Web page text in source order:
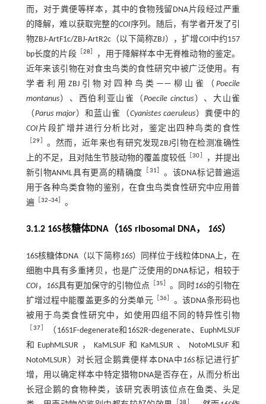
而，对于粪便等样本，其中的食物残留DNA片段经过严重
的降解，难以获取完整的COI序列。随后，有学者开发了引
物ZBJ‐ArtF1c/ZBJ‐ArtR2c（以下简称ZBJ），扩增COI中约157
bp长度的片段［ 28
，用于降解样本中无脊椎动物的鉴定。
近年来该引物在对食虫鸟类的食性研究中被广泛使用。有
学者利用ZBJ引物对四种鸟类——柳山雀（Poecile
montanus）、西伯利亚山雀（Poecile cinctus ）、大山雀
（Parus major）和蓝山雀（Cyanistes caeruleus）粪便中的
COI片段扩增并进行分析比对，鉴定出四种鸟类的食性
［29
。然而，近年来也有研究发现ZBJ引物在检测准确性
上的不足，且对陆生节肢动物的覆盖度较低 ［30
，并提出
新引物ANML具有更高的精确度
31
。该DNA标记普遍运
用于各种鸟类食物的鉴别，在食虫鸟类食性研究中应用普
遍
32~34］ 。
3.1.2 16S核糖体DNA（16S ribosomal DNA， 16S）
16S核糖体DNA（以下简称16S）同样位于线粒体DNA上，在
细胞中具有多重拷贝，也是广泛使用的DNA标记，相较于
COI ， 16S具有更加保守的引物位点 ［35 。同时16S的引物在
扩增过程中能覆盖更多的分类单元［36
。该DNA条形码也
被用于鸟类食性研究中，如使用四组不同的特异性引物
37］
（16S1F⁃degenerate和16S2R⁃degenerate、EuphMLSUF
和EuphMLSUR，KaMLSUF和KaMLSUR、NotoMLSUF和
NotoMLSUR）对长冠企鹅粪便样本DNA中 16S标记进行扩
增，用以确定样本中特定猎物DNA是否存在，从而分析出
长冠企鹅的食物种类，该研究表明该位点在鱼类、头足
［38